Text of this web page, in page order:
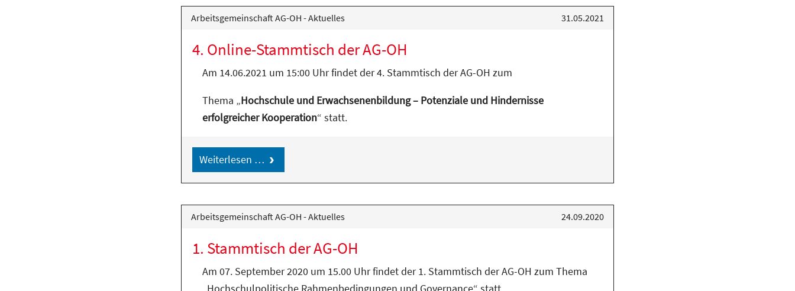
Arbeitsgemeinschaft AG-OH - Aktuelles 31.05.2021
4. Online-Stammtisch der AG-OH
Am 14.06.2021 um 15:00 Uhr findet der 4. Stammtisch der AG-OH zum
Thema „Hochschule und Erwachsenenbildung – Potenziale und Hindernisse
erfolgreicher Kooperation“ statt.
Weiterlesen …
Arbeitsgemeinschaft AG-OH - Aktuelles 24.09.2020
1. Stammtisch der AG-OH
Am 07. September 2020 um 15.00 Uhr findet der 1. Stammtisch der AG-OH zum Thema
„Hochschulpolitische Rahmenbedingungen und Governance“ statt.